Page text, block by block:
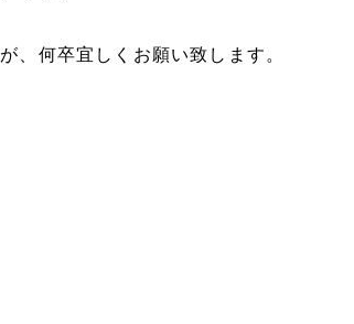
、何卒宜しくお願い致します。